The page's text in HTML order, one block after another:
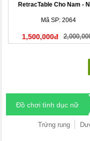
RetracTable Cho Nam -
Mã SP: 2064
1,500,000đ
Đồ chơi tình dục nữ
Trứng rung